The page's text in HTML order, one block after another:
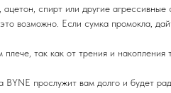
спирт или другие агрессивные
возможно. Если сумка промокла,
так как от трения и накопления
прослужит вам долго и будет